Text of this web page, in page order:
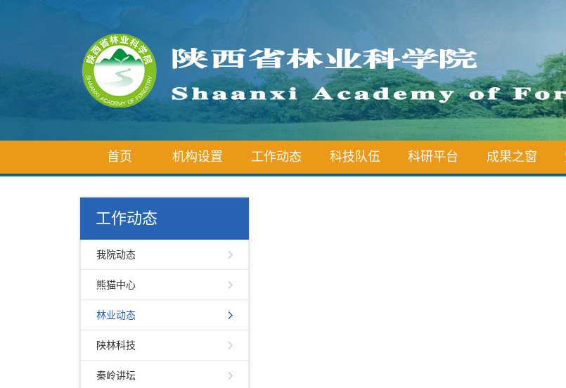
首页 机构设置 工作动态 科技队伍 科研平台 成果之窗
工作动态
我院动态
熊猫中心
林业动态
陕林科技
秦岭讲坛